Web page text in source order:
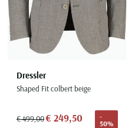
Dressler
Shaped Fit colbert beige
€ 499,00€ 249,50
-
50%